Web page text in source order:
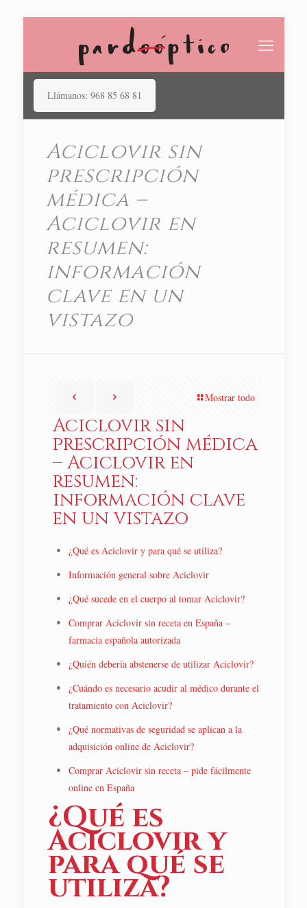
Llámanos: 968 85 68 81
Aciclovir​ sin
prescripción
médica –
Aciclovir en
resumen:
información
clave en un
vistazo
Mostrar todo
Aciclovir​ sin
prescripción médica
– Aciclovir en
resumen:
información clave
en un vistazo
¿Qué es Aciclovir y para qué se utiliza?
Información general sobre Aciclovir
¿Qué sucede en el cuerpo al tomar Aciclovir?
Comprar Aciclovir sin receta en España –
farmacia española autorizada
¿Quién debería abstenerse de utilizar Aciclovir?
¿Cuándo es necesario acudir al médico durante el
tratamiento con Aciclovir?
¿Qué normativas de seguridad se aplican a la
adquisición online de Aciclovir?
Comprar Aciclovir sin receta – pide fácilmente
online en España
¿Qué es
Aciclovir y
para qué se
utiliza?